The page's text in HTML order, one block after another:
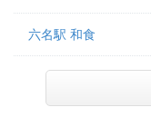
六名駅 和食